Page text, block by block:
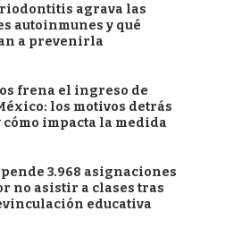
agrava las
autoinmunes y qué
a prevenirla
frena el ingreso de
los motivos detrás
cómo impacta la medida
3.968 asignaciones
no asistir a clases tras
educativa